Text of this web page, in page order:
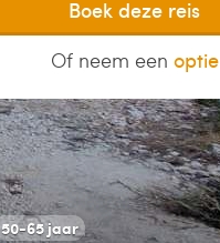
Boek deze reis
Of neem een optie
50-65 jaar